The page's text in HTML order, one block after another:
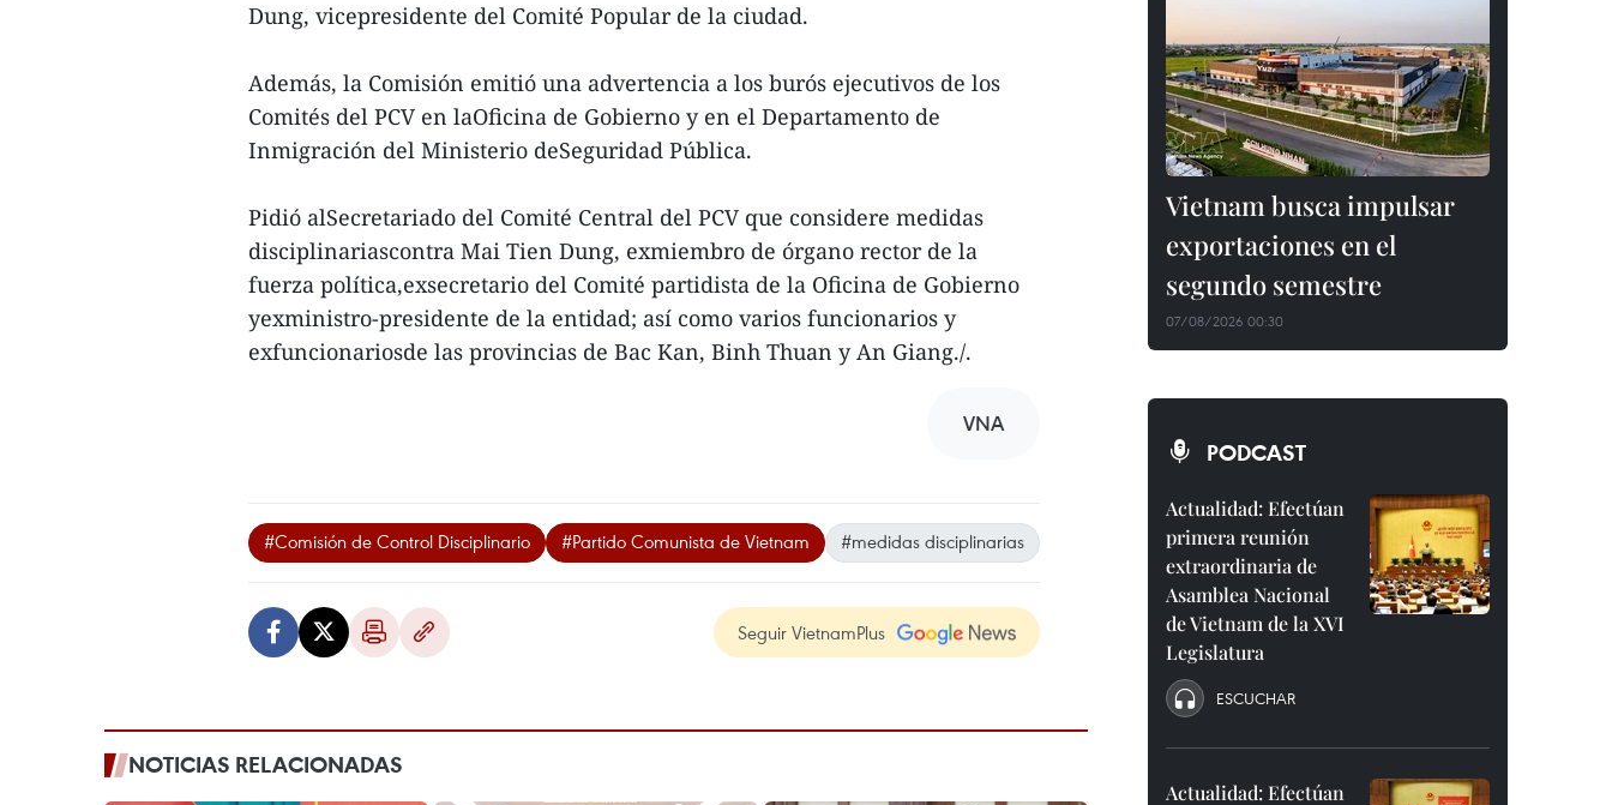
Dung, vicepresidente del Comité Popular de la ciudad.
Además, la Comisión emitió una advertencia a los burós ejecutivos de los
Comités del PCV en laOficina de Gobierno y en el Departamento de
Inmigración del Ministerio deSeguridad Pública.
Pidió alSecretariado del Comité Central del PCV que considere medidas
disciplinariascontra Mai Tien Dung, exmiembro de órgano rector de la
fuerza política,exsecretario del Comité partidista de la Oficina de Gobierno
yexministro-presidente de la entidad; así como varios funcionarios y
exfuncionariosde las provincias de Bac Kan, Binh Thuan y An Giang./.
VNA
#Comisión de Control Disciplinario #Partido Comunista de Vietnam #medidas disciplinarias
Seguir VietnamPlus
NOTICIAS RELACIONADAS
Vietnam busca impulsar
exportaciones en el
segundo semestre
07/08/2026 00:30
PODCAST
Actualidad: Efectúan
primera reunión
extraordinaria de
Asamblea Nacional
de Vietnam de la XVI
Legislatura
ESCUCHAR
Actualidad: Efectúan